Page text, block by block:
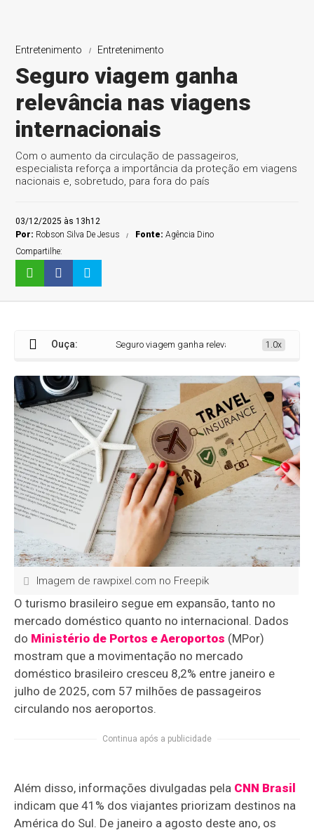
Entretenimento Entretenimento
Seguro viagem ganha
relevância nas viagens
internacionais
Com o aumento da circulação de passageiros,
especialista reforça a importância da proteção em viagens
nacionais e, sobretudo, para fora do país
03/12/2025 às 13h12
Por: Robson Silva De Jesus Fonte:Agência Dino
Compartilhe:
Ouça: Seguro viagem ganha relevância nas viagens
1.0x
Imagem de rawpixel.com no Freepik
O turismo brasileiro segue em expansão, tanto no
mercado doméstico quanto no internacional. Dados
do Ministério de Portos e Aeroportos (MPor)
mostram que a movimentação no mercado
doméstico brasileiro cresceu 8,2% entre janeiro e
julho de 2025, com 57 milhões de passageiros
circulando nos aeroportos.
Continua após a publicidade
Além disso, informações divulgadas pela CNN Brasil
indicam que 41% dos viajantes priorizam destinos na
América do Sul. De janeiro a agosto deste ano, os